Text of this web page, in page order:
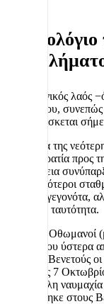
«Ο ελληνικός λαός
ιστορία του,
οποία βρίσκεται
Η ιστορία της
αποικιοκρατία προς
προσπάθεια
σημαντικότεροι
πολιτικά
κυπριακή ταυτότητα.
Οι Οθωμανοί
Αυγούστου ύστερα
από τους Βενετούς
μετά, στις 7
στη μεγάλη
επιστράφηκε στους